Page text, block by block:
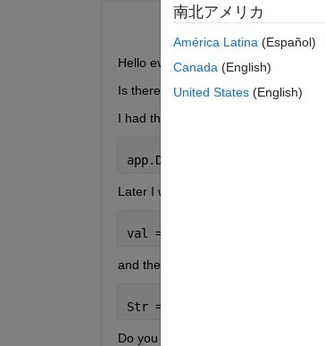
Hello everyone,
Is there a way I can get the index
I had the idea to set up this pice of
Later I would get the index with
val = DropDown.Value;
and the string with
Str = DropDown.Items{val};
Do you know of a better way since
南北アメリカ
América Latina (Español)
Canada (English)
United States (English)